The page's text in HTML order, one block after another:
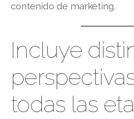
contenido de marketing.
Incluye
todas las